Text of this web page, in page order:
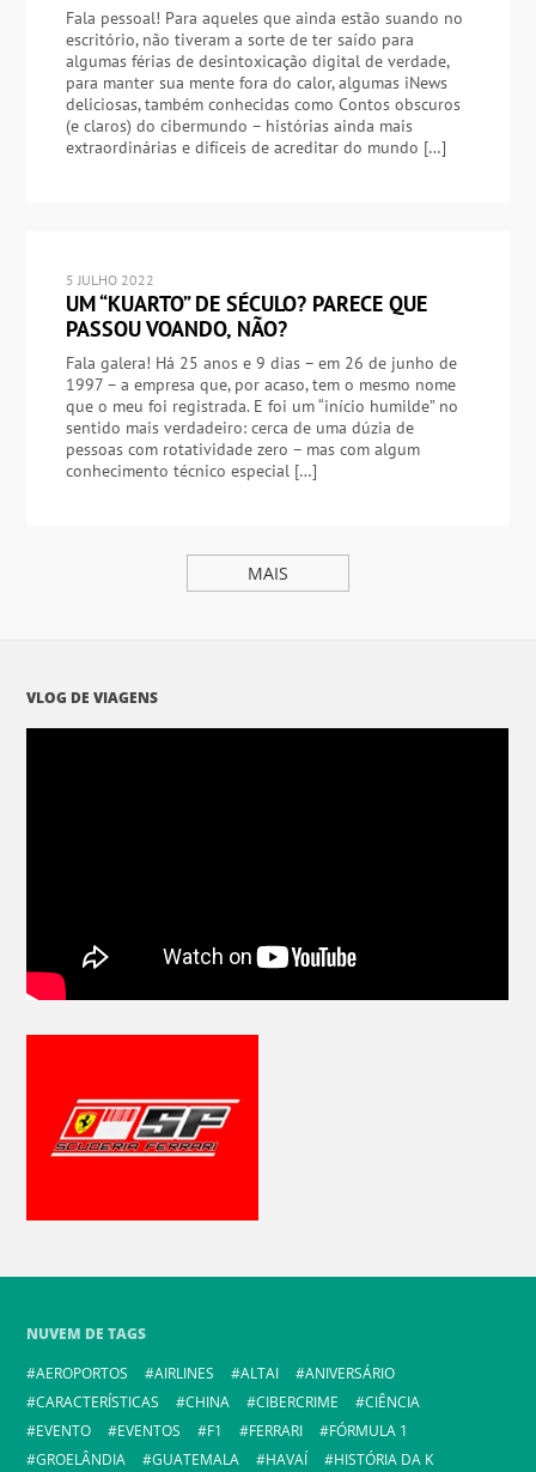
Fala pessoal! Para aqueles que ainda estão suando no
escritório, não tiveram a sorte de ter saído para
algumas férias de desintoxicação digital de verdade,
para manter sua mente fora do calor, algumas iNews
deliciosas, também conhecidas como Contos obscuros
(e claros) do cibermundo – histórias ainda mais
extraordinárias e difíceis de acreditar do mundo […]
5 JULHO 2022
UM “KUARTO” DE SÉCULO? PARECE QUE
PASSOU VOANDO, NÃO?
Fala galera! Há 25 anos e 9 dias – em 26 de junho de
1997 – a empresa que, por acaso, tem o mesmo nome
que o meu foi registrada. E foi um “início humilde” no
sentido mais verdadeiro: cerca de uma dúzia de
pessoas com rotatividade zero – mas com algum
conhecimento técnico especial […]
MAIS
VLOG DE VIAGENS
NUVEM DE TAGS
AEROPORTOS
AIRLINES ALTAI
ANIVERSÁRIO
CARACTERÍSTICAS
CHINA CIBERCRIME
CIÊNCIA
EVENTO
EVENTOS F1 FERRARI
FÓRMULA 1
GROELÂNDIA
GUATEMALA HAVAÍ
HISTÓRIA DA K